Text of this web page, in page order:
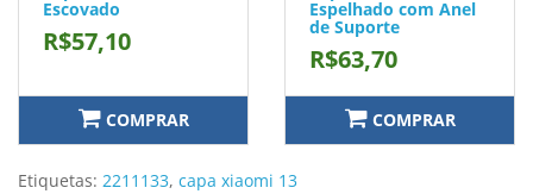
Escovado
R$57,10
COMPRAR
Espelhado com Anel
de Suporte
R$63,70
COMPRAR
Etiquetas: 2211133, capa xiaomi 13